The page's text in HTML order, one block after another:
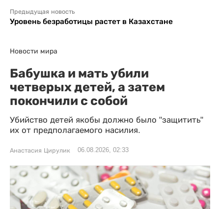
Предыдущая новость
Уровень безработицы растет в Казахстане
Новости мира
Бабушка и мать убили
четверых детей, а затем
покончили с собой
Убийство детей якобы должно было "защитить"
их от предполагаемого насилия.
Анастасия Цирулик 06.08.2026, 02:33